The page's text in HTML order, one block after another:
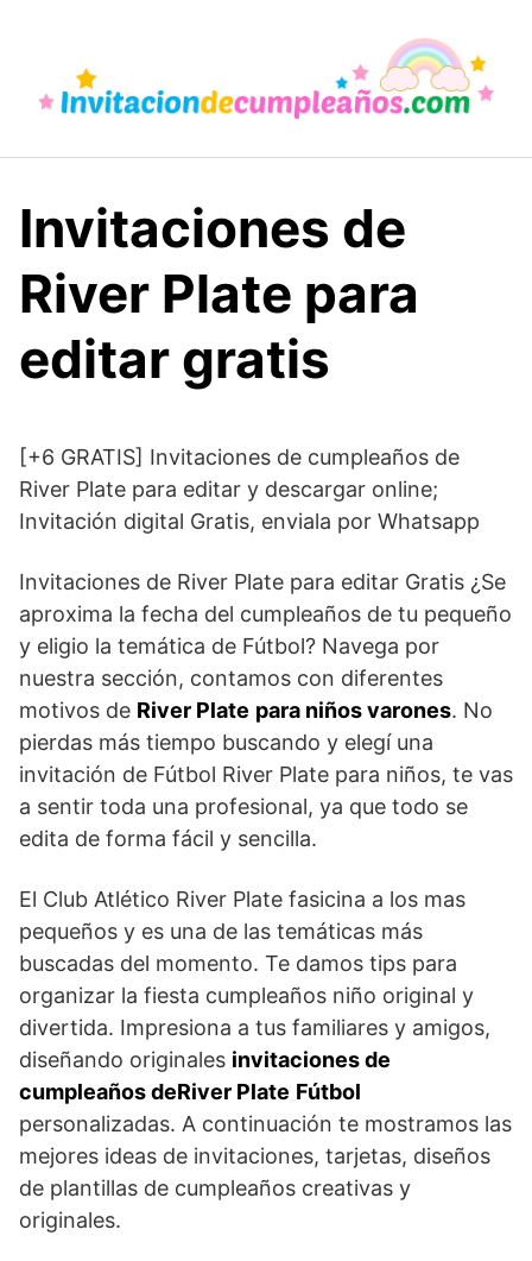
contenido
Invitaciones de
River Plate para
editar gratis
[+6 GRATIS] Invitaciones de cumpleaños de
River Plate para editar y descargar online;
Invitación digital Gratis, enviala por Whatsapp
Invitaciones de River Plate para editar Gratis ¿Se
aproxima la fecha del cumpleaños de tu pequeño
y eligio la temática de Fútbol? Navega por
nuestra sección, contamos con diferentes
motivos de River Plate para niños varones. No
pierdas más tiempo buscando y elegí una
invitación de Fútbol River Plate para niños, te vas
a sentir toda una profesional, ya que todo se
edita de forma fácil y sencilla.
El Club Atlético River Plate fasicina a los mas
pequeños y es una de las temáticas más
buscadas del momento. Te damos tips para
organizar la fiesta cumpleaños niño original y
divertida. Impresiona a tus familiares y amigos,
diseñando originales invitaciones de
cumpleaños deRiver Plate Fútbol
personalizadas. A continuación te mostramos las
mejores ideas de invitaciones, tarjetas, diseños
de plantillas de cumpleaños creativas y
originales.